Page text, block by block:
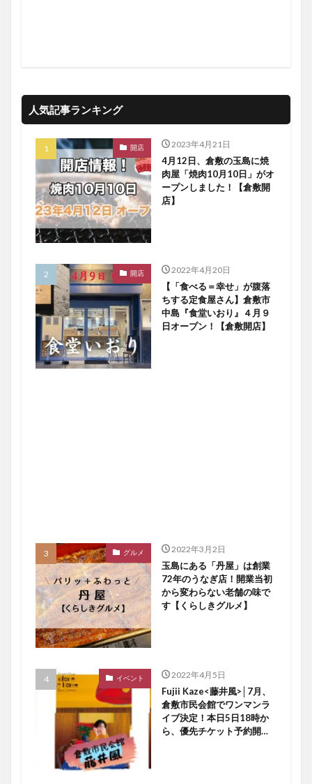
人気記事ランキング
開店 2023年4月21日
4月12日、倉敷の玉島に焼
肉屋「焼肉10月10日」がオ
ープンしました！【倉敷開
店】
開店 2022年4月20日
【「食べる＝幸せ」が腹落
ちする定食屋さん】倉敷市
中島『食堂いおり』４月９
日オープン！【倉敷開店】
グルメ 2022年3月2日
玉島にある「丹屋」は創業
72年のうなぎ店！開業当初
から変わらない老舗の味で
す【くらしきグルメ】
イベント 2022年4月5日
Fujii Kaze<藤井風>│7月、
倉敷市民会館でワンマンラ
イブ決定！本日5日18時か
ら、優先チケット予約開始